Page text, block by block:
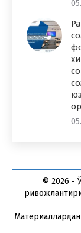
© 2026 -